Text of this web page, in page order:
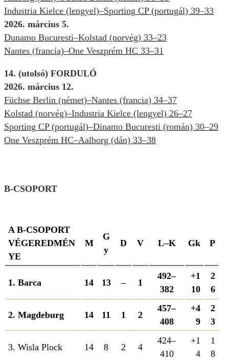
Industria Kielce (lengyel)–Sporting CP (portugál) 39–33
2026. március 5.
Dunamo Bucuresti–Kolstad (norvég) 33–23
Nantes (francia)–One Veszprém HC 33–31
14. (utolsó) FORDULÓ
2026. március 12.
Füchse Berlin (német)–Nantes (francia) 34–37
Kolstad (norvég)–Industria Kielce (lengyel) 26–27
Sporting CP (portugál)–Dinamo Bucuresti (román) 30–29
One Veszprém HC–Aalborg (dán) 33–38
B-CSOPORT
A B-CSOPORT
VÉGEREDMÉN
YE
M
G
y
D V L–K Gk P
1. Barca 14 13 – 1
492–
382
+1
10
2
6
2. Magdeburg 14 11 1 2
457–
408
+4
9
2
3
3. Wisla Plock 14 8 2 4
424–
410
+1
4
1
8